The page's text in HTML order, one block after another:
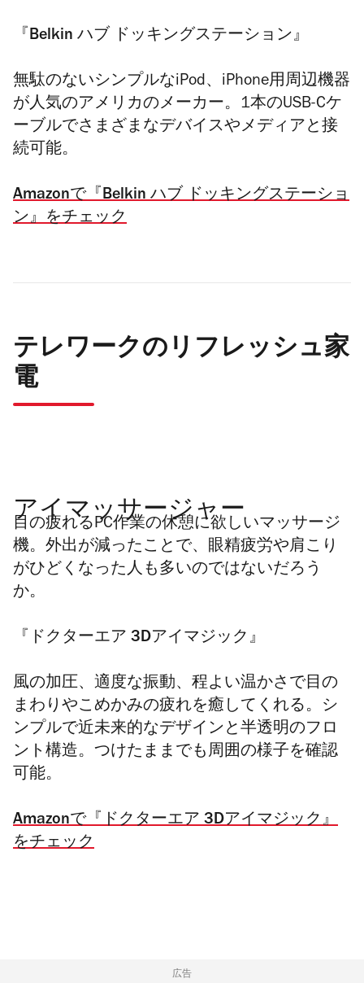
『Belkin ハブ ドッキングステーション』
無駄のないシンプルなiPod、iPhone用周辺機器
が人気のアメリカのメーカー。 1本のUSB-Cケ
ーブルでさまざまなデバイスやメディアと接
続可能。
Amazonで『Belkin ハブ ドッキングステーショ
ン』をチェック
テレワークのリフレッシュ家
電
アイマッサージャー
目の疲れるPC作業の休憩に欲しいマッサージ
機。外出が減ったことで、眼精疲労や肩こり
がひどくなった人も多いのではないだろう
か。
『ドクターエア 3Dアイマジック』
風の加圧、適度な振動、程よい温かさで目の
まわりやこめかみの疲れを癒してくれる。シ
ンプルで近未来的なデザインと 半透明のフロ
ント構造。つけたままでも周囲の様子を確認
可能。
Amazonで『ドクターエア 3Dアイマジック』
をチェック
広告